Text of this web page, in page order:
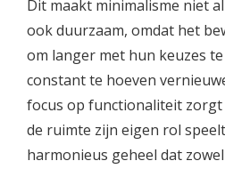
Dit maakt minimalisme niet
ook duurzaam, omdat het
om langer met hun keuzes
constant te hoeven
focus op functionaliteit
de ruimte zijn eigen rol
harmonieus geheel dat